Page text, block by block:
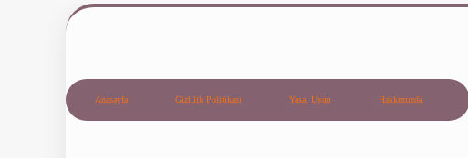
Anasayfa Gizlilik Politikası Yasal Uyarı Hakkımızda